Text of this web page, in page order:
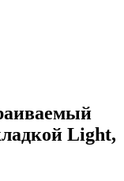
Light,